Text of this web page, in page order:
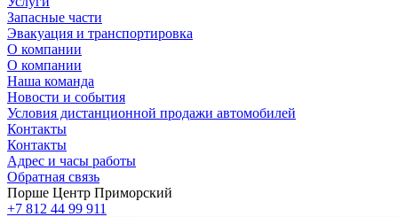
Запасные части
Эвакуация и транспортировка
О компании
О компании
Наша команда
Новости и события
Условия дистанционной продажи автомобилей
Контакты
Контакты
Адрес и часы работы
Обратная связь
Порше Центр Приморский
+7 812 44 99 911